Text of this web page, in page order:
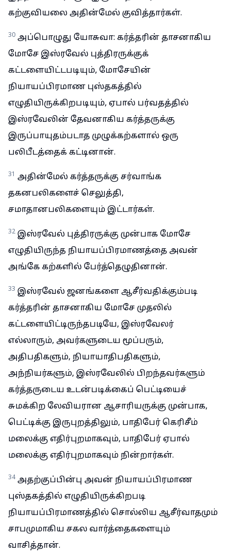
கற்குவியலை அதின்மேல் குவித்தார்கள்.
30 அப்பொழுது யோசுவா: கர்த்தரின் தாசனாகிய
மோசே இஸ்ரவேல் புத்திரருக்குக்
கட்டளையிட்டபடியும், மோசேயின்
நியாயப்பிரமாண புஸ்தகத்தில்
எழுதியிருக்கிறபடியும், ஏபால் பர்வதத்தில்
இஸ்ரவேலின் தேவனாகிய கர்த்தருக்கு
இருப்பாயுதம்படாத முழுக்கற்களால் ஒரு
பலிபீடத்தைக் கட்டினான்.
31 அதின்மேல் கர்த்தருக்கு சர்வாங்க
தகனபலிகளைச் செலுத்தி,
சமாதானபலிகளையும் இட்டார்கள்.
32 இஸ்ரவேல் புத்திரருக்கு முன்பாக மோசே
எழுதியிருந்த நியாயப்பிரமாணத்தை அவன்
அங்கே கற்களில் பேர்த்தெழுதினான்.
33 இஸ்ரவேல் ஜனங்களை ஆசீர்வதிக்கும்படி
கர்த்தரின் தாசனாகிய மோசே முதலில்
கட்டளையிட்டிருந்தபடியே, இஸ்ரவேலர்
எல்லாரும், அவர்களுடைய மூப்பரும்,
அதிபதிகளும், நியாயாதிபதிகளும்,
அந்நியர்களும், இஸ்ரவேலில் பிறந்தவர்களும்
கர்த்தருடைய உடன்படிக்கைப் பெட்டியைச்
சுமக்கிற லேவியரான ஆசாரியருக்கு முன்பாக,
பெட்டிக்கு இருபுறத்திலும், பாதிபேர் கெரிசீம்
மலைக்கு எதிர்புறமாகவும், பாதிபேர் ஏபால்
மலைக்கு எதிர்புறமாகவும் நின்றார்கள்.
34 அதற்குப்பின்பு அவன் நியாயப்பிரமாண
புஸ்தகத்தில் எழுதியிருக்கிறபடி
நியாயப்பிரமாணத்தில் சொல்லிய ஆசீர்வாதமும்
சாபமுமாகிய சகல வார்த்தைகளையும்
வாசித்தான்.